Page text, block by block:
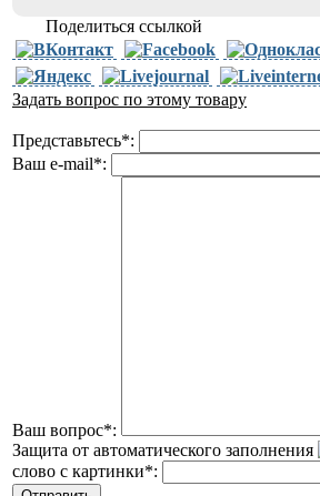
Поделиться ссылкой
Задать вопрос по этому товару
Представьтесь*:
Ваш e-mail*:
Ваш вопрос*:
Защита от автоматического заполнения
слово с картинки*: